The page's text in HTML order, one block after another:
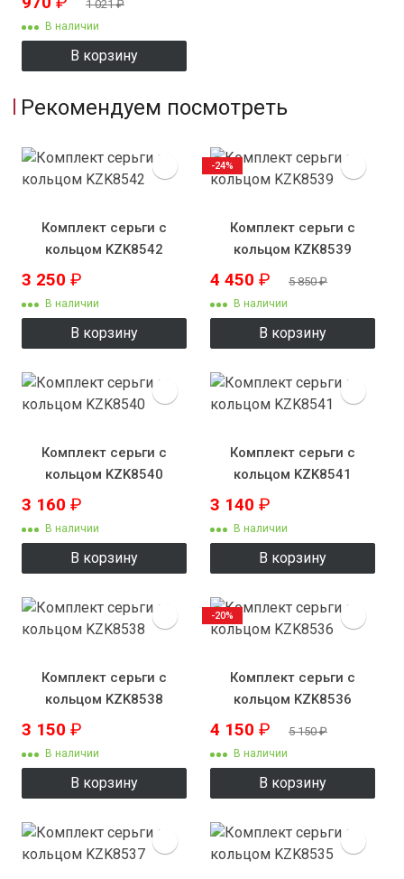
1 021₽
В наличии
В корзину
Рекомендуем посмотреть
Комплект серьги с
кольцом KZK8542
3 250 ₽
В наличии
В корзину
Комплект серьги с
кольцом KZK8539
4 450 ₽ 5 850₽
В наличии
В корзину
-24%
Комплект серьги с
кольцом KZK8540
3 160 ₽
В наличии
В корзину
Комплект серьги с
кольцом KZK8541
3 140 ₽
В наличии
В корзину
Комплект серьги с
кольцом KZK8538
3 150 ₽
В наличии
В корзину
Комплект серьги с
кольцом KZK8536
4 150 ₽ 5 150₽
В наличии
В корзину
-20%